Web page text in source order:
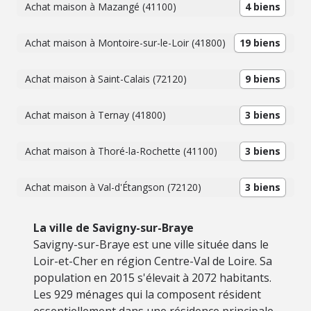
Achat maison à Mazangé (41100) 4 biens
Achat maison à Montoire-sur-le-Loir (41800) 19 biens
Achat maison à Saint-Calais (72120) 9 biens
Achat maison à Ternay (41800) 3 biens
Achat maison à Thoré-la-Rochette (41100) 3 biens
Achat maison à Val-d'Étangson (72120) 3 biens
La ville de Savigny-sur-Braye
Savigny-sur-Braye est une ville située dans le
Loir-et-Cher en région Centre-Val de Loire. Sa
population en 2015 s'élevait à 2072 habitants.
Les 929 ménages qui la composent résident